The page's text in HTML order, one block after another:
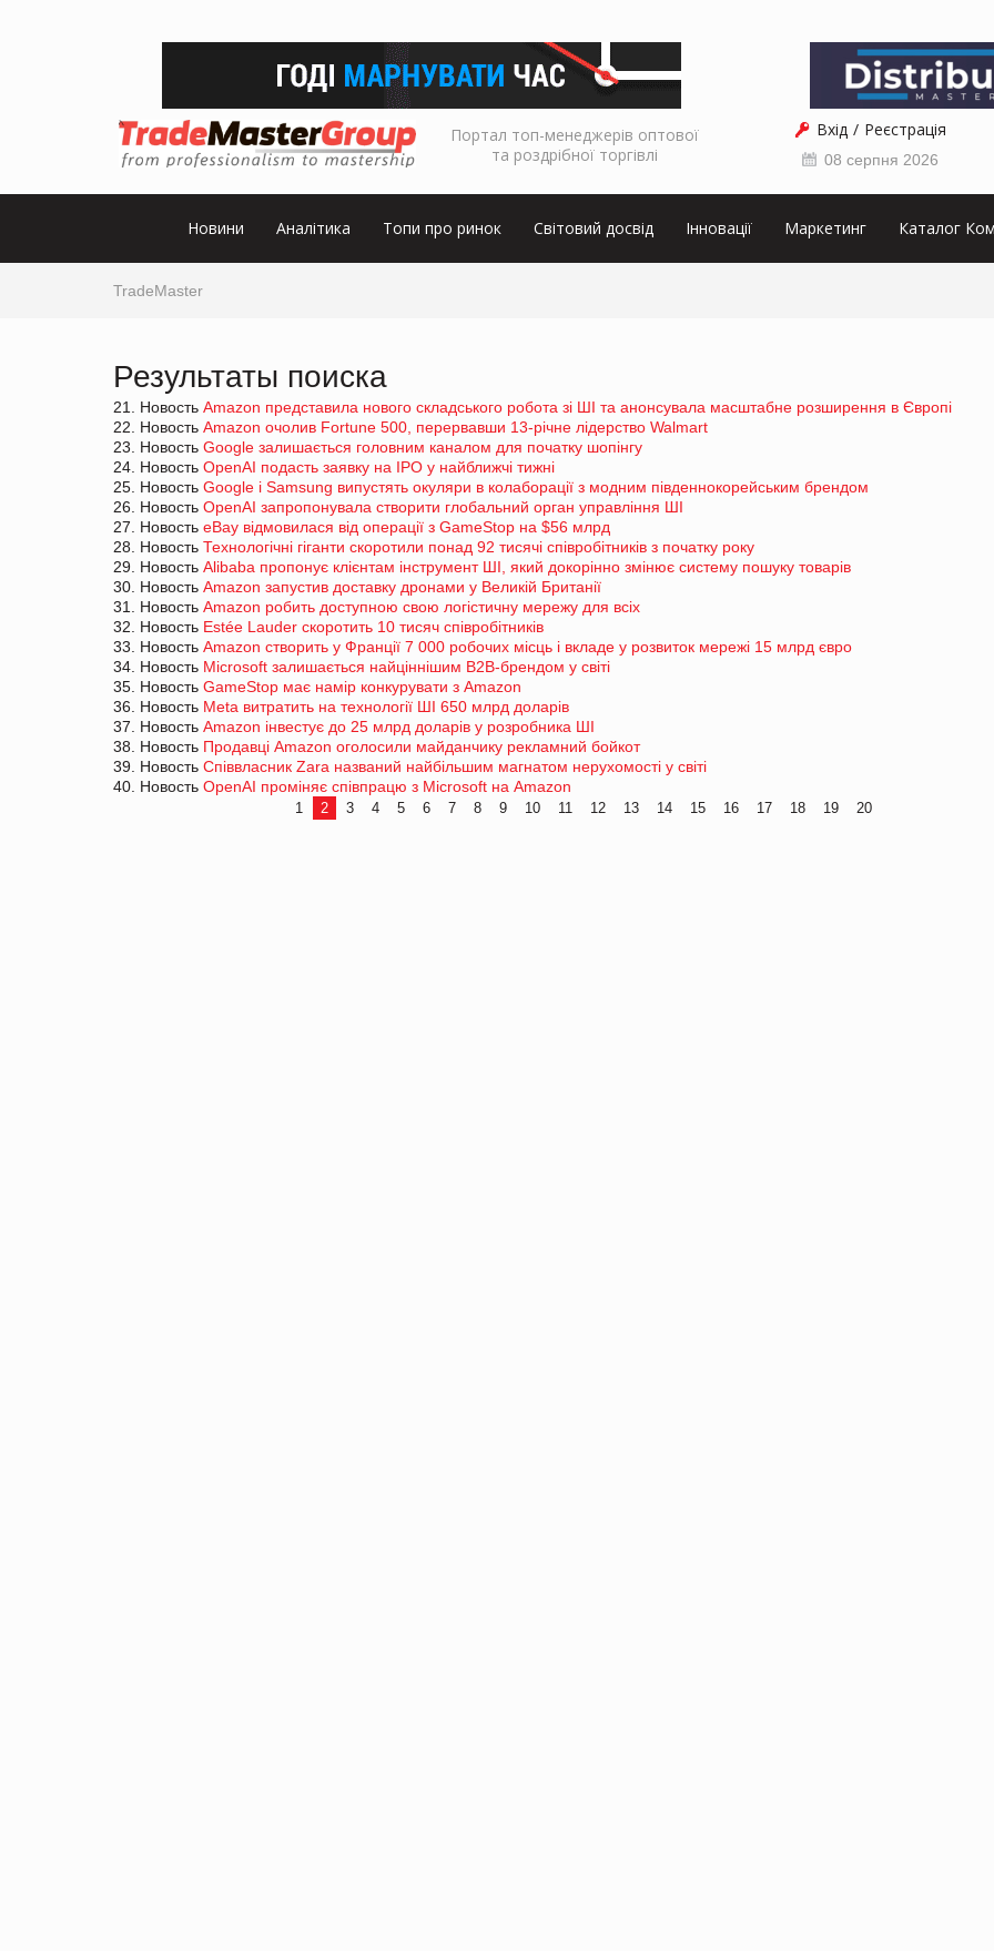
Портал топ-менеджерів оптової
та роздрібної торгівлі
Вхід Реєстрація
08 серпня 2026
Новини Аналітика Топи про ринок Світовий досвід Інновації Маркетинг Каталог
TradeMaster
Результаты поиска
21. Новость Amazon представила нового складського робота зі ШІ та анонсувала масштабне розширення в Європі
22. Новость Amazon очолив Fortune 500, перервавши 13-річне лідерство Walmart
23. Новость Google залишається головним каналом для початку шопінгу
24. Новость OpenAI подасть заявку на IPO у найближчі тижні
25. Новость Google і Samsung випустять окуляри в колаборації з модним південнокорейським брендом
26. Новость OpenAI запропонувала створити глобальний орган управління ШІ
27. Новость eBay відмовилася від операції з GameStop на $56 млрд
28. Новость Технологічні гіганти скоротили понад 92 тисячі співробітників з початку року
29. Новость Alibaba пропонує клієнтам інструмент ШІ, який докорінно змінює систему пошуку товарів
30. Новость Amazon запустив доставку дронами у Великій Британії
31. Новость Amazon робить доступною свою логістичну мережу для всіх
32. Новость Estée Lauder скоротить 10 тисяч співробітників
33. Новость Amazon створить у Франції 7 000 робочих місць і вкладе у розвиток мережі 15 млрд євро
34. Новость Microsoft залишається найціннішим B2B-брендом у світі
35. Новость GameStop має намір конкурувати з Amazon
36. Новость Meta витратить на технології ШІ 650 млрд доларів
37. Новость Amazon інвестує до 25 млрд доларів у розробника ШІ
38. Новость Продавці Amazon оголосили майданчику рекламний бойкот
39. Новость Співвласник Zara названий найбільшим магнатом нерухомості у світі
40. Новость OpenAI проміняє співпрацю з Microsoft на Amazon
1 2 3 4 5 6 7 8 9 10 11 12 13 14 15 16 17 18 19 20